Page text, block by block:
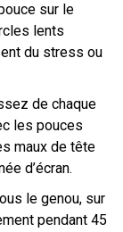
sur le
lents
du stress ou
de chaque
les pouces
maux de tête
d’écran.
le genou, sur
pendant 45